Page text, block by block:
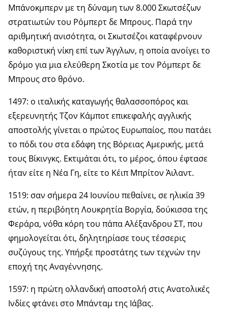
Μπάνοκμπερν με τη δύναμη των 8.000 Σκωτσέζων
στρατιωτών του Ρόμπερτ δε Μπρους. Παρά την
αριθμητική ανισότητα, οι Σκωτσέζοι καταφέρνουν
καθοριστική νίκη επί των Άγγλων, η οποία ανοίγει το
δρόμο για μια ελεύθερη Σκοτία με τον Ρόμπερτ δε
Μπρους στο θρόνο.
1497: ο ιταλικής καταγωγής θαλασσοπόρος και
εξερευνητής Τζον Κάμποτ επικεφαλής αγγλικής
αποστολής γίνεται ο πρώτος Ευρωπαίος, που πατάει
το πόδι του στα εδάφη της Βόρειας Αμερικής, μετά
τους Βίκινγκς. Εκτιμάται ότι, το μέρος, όπου έφτασε
ήταν είτε η Νέα Γη, είτε το Κέιπ Μπρίτον Άιλαντ.
1519: σαν σήμερα 24 Ιουνίου πεθαίνει, σε ηλικία 39
ετών, η περιβόητη Λουκρητία Βοργία, δούκισσα της
Φεράρα, νόθα κόρη του πάπα Αλέξανδρου ΣΤ, που
φημολογείται ότι, δηλητηρίασε τους τέσσερις
συζύγους της. Υπήρξε προστάτης των τεχνών την
εποχή της Αναγέννησης.
1597: η πρώτη ολλανδική αποστολή στις Ανατολικές
Ινδίες φτάνει στο Μπάνταμ της Ιάβας.